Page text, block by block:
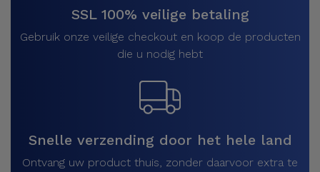
SSL 100% veilige betaling
Gebruik onze veilige checkout en koop de producten
die u nodig hebt
Snelle verzending door het hele land
Ontvang uw product thuis, zonder daarvoor extra te